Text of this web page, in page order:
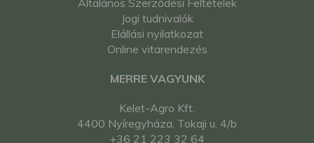
Általános Szerződési Feltételek
Jogi tudnivalók
Elállási nyilatkozat
Online vitarendezés
MERRE VAGYUNK
Kelet-Agro Kft.
4400 Nyíregyháza, Tokaji u. 4/b
+36 21 223 32 64